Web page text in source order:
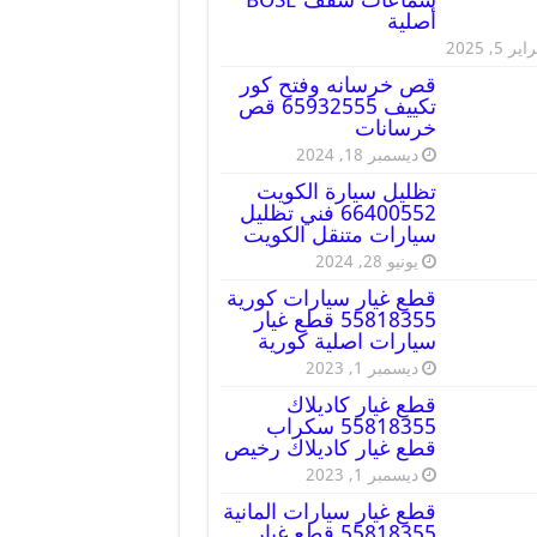
أصلية
5, 2025
قص خرسانه وفتح كور
تكييف 65932555 قص
خرسانات
ديسمبر 18, 2024
تظليل سيارة الكويت
66400552 فني تظليل
سيارات متنقل الكويت
يونيو 28, 2024
قطع غيار سيارات كورية
55818355 قطع غيار
سيارات اصلية كورية
ديسمبر 1, 2023
قطع غيار كاديلاك
55818355 سكراب
قطع غيار كاديلاك رخيص
ديسمبر 1, 2023
قطع غيار سيارات المانية